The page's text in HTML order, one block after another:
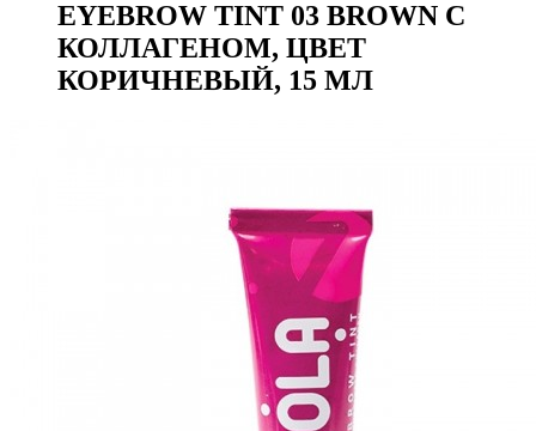
EYEBROW TINT 03 BROWN С
КОЛЛАГЕНОМ, ЦВЕТ
КОРИЧНЕВЫЙ, 15 МЛ